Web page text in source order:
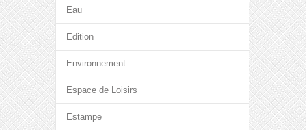
Eau
Edition
Environnement
Espace de Loisirs
Estampe